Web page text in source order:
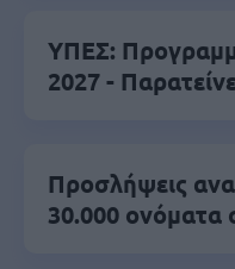
ΥΠΕΣ:
2027 -
Προσλήψεις
30.000